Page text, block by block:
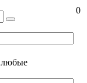
любые
0